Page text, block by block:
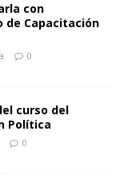
con
Capacitación
0
curso del
Política
0